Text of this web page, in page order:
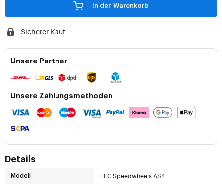
In den Warenkorb
Sicherer Kauf
Unsere Partner
Unsere Zahlungsmethoden
Details
Modell TEC Speedwheels AS4